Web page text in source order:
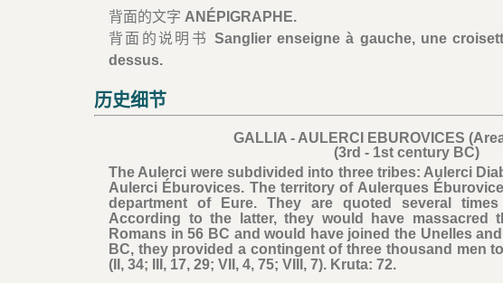
背面的文字 ANÉPIGRAPHE.
背面的说明书 Sanglier enseigne à gauche, une
dessus.
历史细节
GALLIA - AULERCI EBUROVICES
(3rd - 1st century BC)
The Aulerci were subdivided into three tribes: Aulerci
Aulerci Éburovices. The territory of Aulerques
department of Eure. They are quoted several times
According to the latter, they would have massacred
Romans in 56 BC and would have joined the Unelles
BC, they provided a contingent of three thousand men
(II, 34; III, 17, 29; VII, 4, 75; VIII, 7). Kruta: 72.